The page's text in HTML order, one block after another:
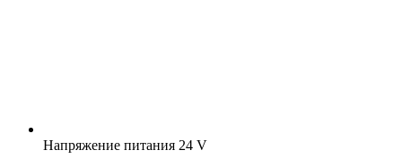
Напряжение питания 24 V